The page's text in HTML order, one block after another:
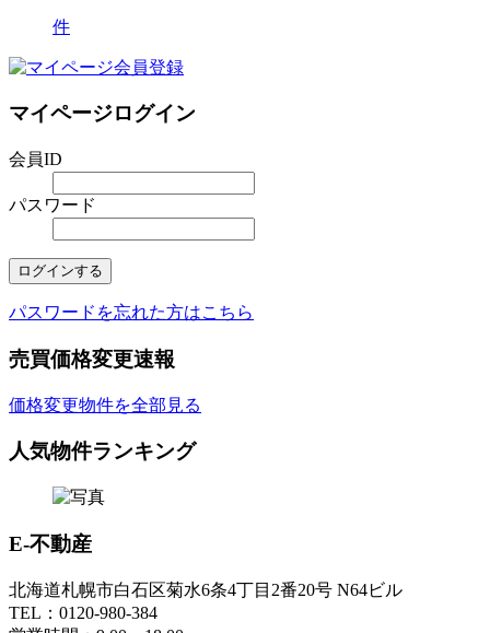
件
マイページログイン
会員ID
パスワード
パスワードを忘れた方はこちら
売買価格変更速報
価格変更物件を全部見る
人気物件ランキング
E-不動産
北海道札幌市白石区菊水6条4丁目2番20号 N64ビル
TEL：0120-980-384